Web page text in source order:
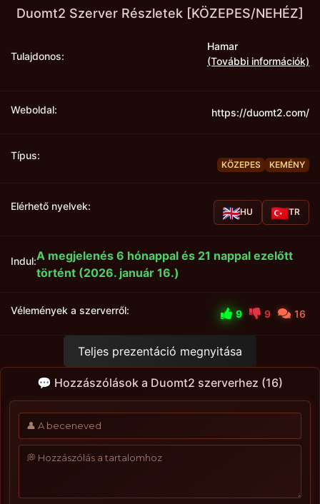
Duomt2 Szerver Részletek [KÖZEPES/NEHÉZ]
Tulajdonos:
Hamar
(További információk)
Weboldal: https://duomt2.com/
Típus:
KÖZEPES KEMÉNY
Elérhető nyelvek: HU TR
Indul:A megjelenés 6 hónappal és 21 nappal ezelőtt
történt (2026. január 16.)
Vélemények a szerverről: 9 9 16
Teljes prezentáció megnyitása
💬 Hozzászólások a Duomt2 szerverhez (16)